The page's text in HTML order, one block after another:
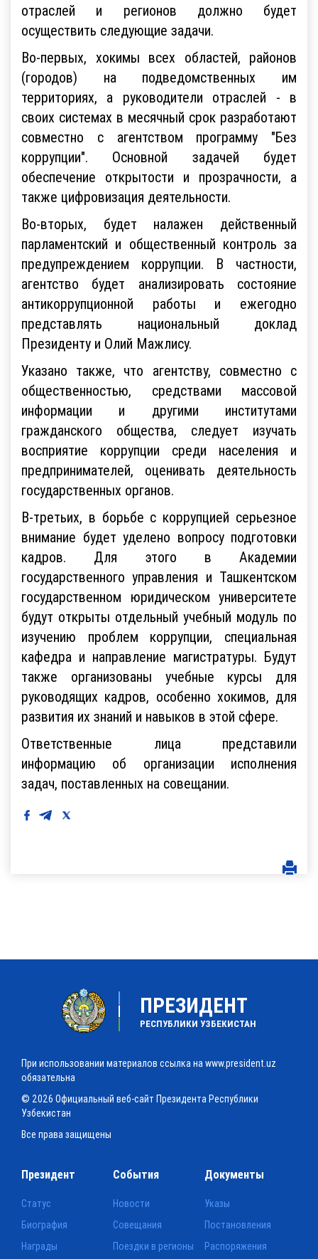
отраслей и регионов должно будет
осуществить следующие задачи.
Во-первых, хокимы всех областей, районов
(городов) на подведомственных им
территориях, а руководители отраслей - в
своих системах в месячный срок разработают
совместно с агентством программу "Без
коррупции". Основной задачей будет
обеспечение открытости и прозрачности, а
также цифровизация деятельности.
Во-вторых, будет налажен действенный
парламентский и общественный контроль за
предупреждением коррупции. В частности,
агентство будет анализировать состояние
антикоррупционной работы и ежегодно
представлять национальный доклад
Президенту и Олий Мажлису.
Указано также, что агентству, совместно с
общественностью, средствами массовой
информации и другими институтами
гражданского общества, следует изучать
восприятие коррупции среди населения и
предпринимателей, оценивать деятельность
государственных органов.
В-третьих, в борьбе с коррупцией серьезное
внимание будет уделено вопросу подготовки
кадров. Для этого в Академии
государственного управления и Ташкентском
государственном юридическом университете
будут открыты отдельный учебный модуль по
изучению проблем коррупции, специальная
кафедра и направление магистратуры. Будут
также организованы учебные курсы для
руководящих кадров, особенно хокимов, для
развития их знаний и навыков в этой сфере.
Ответственные лица представили
информацию об организации исполнения
задач, поставленных на совещании.
ПРЕЗИДЕНТ
РЕСПУБЛИКИ УЗБЕКИСТАН
При использовании материалов ссылка на www.president.uz
обязательна
© 2026 Официальный веб-сайт Президента Республики
Узбекистан
Все права защищены
Президент
Статус
Биография
Награды
События
Новости
Совещания
Поездки в регионы
Документы
Указы
Постановления
Распоряжения